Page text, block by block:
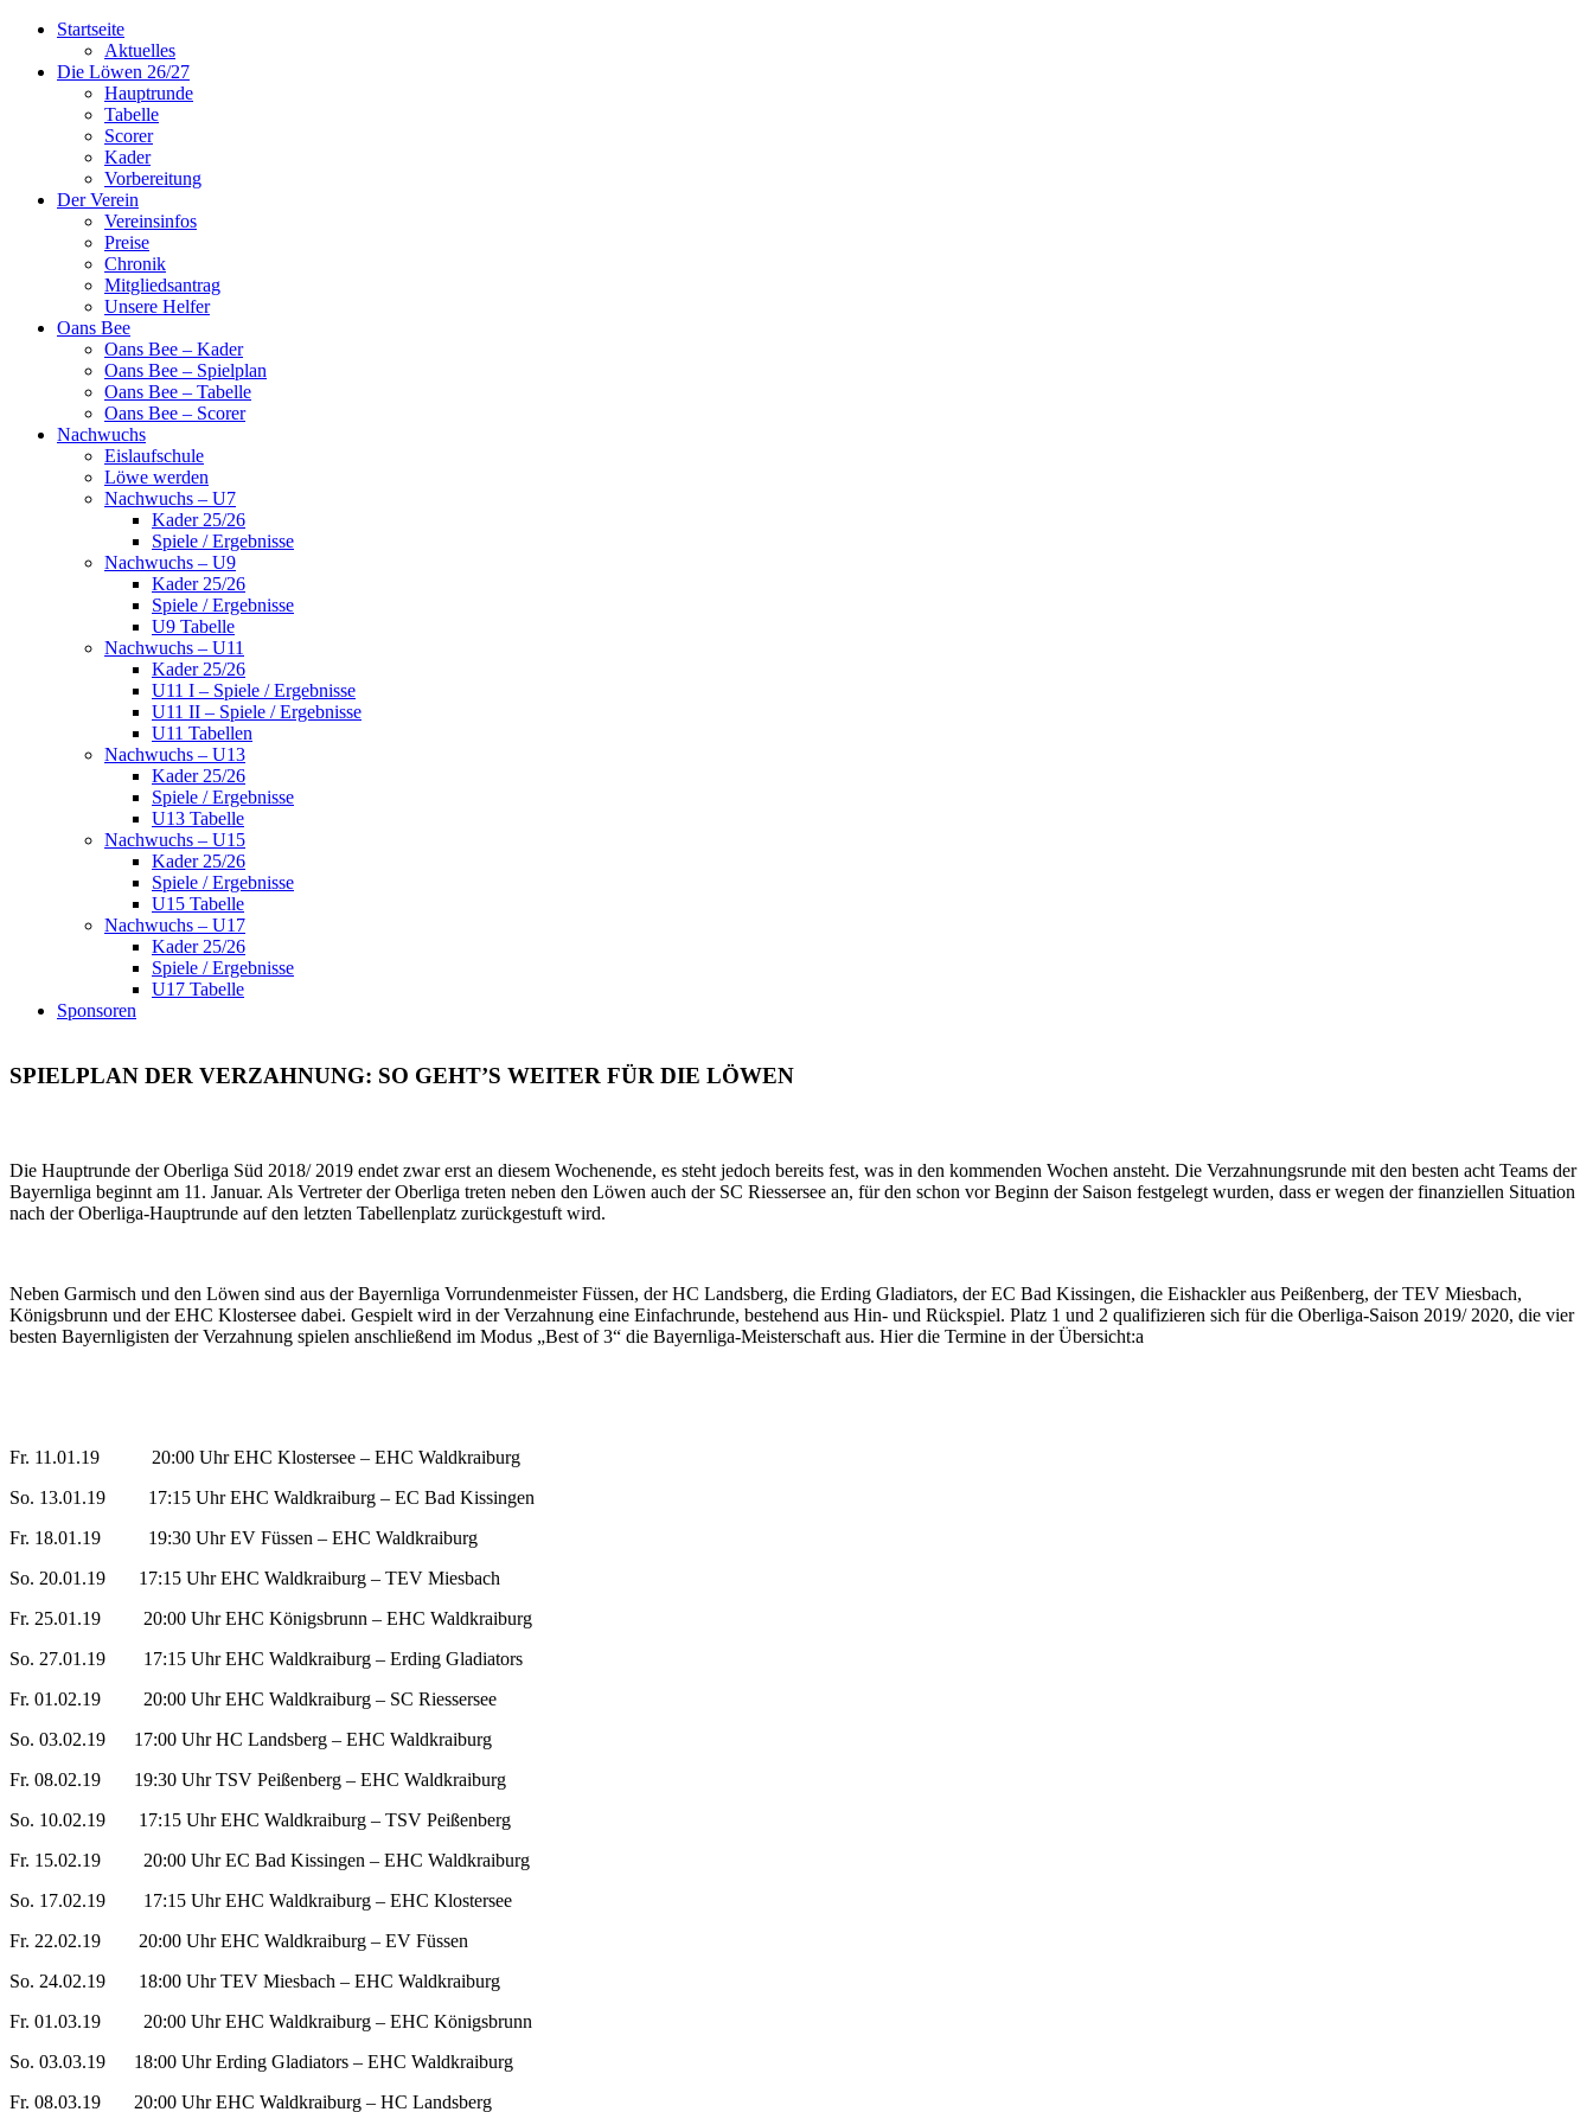
Startseite
Aktuelles
Die Löwen 26/27
Hauptrunde
Tabelle
Scorer
Kader
Vorbereitung
Der Verein
Vereinsinfos
Preise
Chronik
Mitgliedsantrag
Unsere Helfer
Oans Bee
Oans Bee – Kader
Oans Bee – Spielplan
Oans Bee – Tabelle
Oans Bee – Scorer
Nachwuchs
Eislaufschule
Löwe werden
Nachwuchs – U7
Kader 25/26
Spiele / Ergebnisse
Nachwuchs – U9
Kader 25/26
Spiele / Ergebnisse
U9 Tabelle
Nachwuchs – U11
Kader 25/26
U11 I – Spiele / Ergebnisse
U11 II – Spiele / Ergebnisse
U11 Tabellen
Nachwuchs – U13
Kader 25/26
Spiele / Ergebnisse
U13 Tabelle
Nachwuchs – U15
Kader 25/26
Spiele / Ergebnisse
U15 Tabelle
Nachwuchs – U17
Kader 25/26
Spiele / Ergebnisse
U17 Tabelle
Sponsoren
SPIELPLAN DER VERZAHNUNG: SO GEHT’S WEITER FÜR DIE LÖWEN
Die Hauptrunde der Oberliga Süd 2018/ 2019 endet zwar erst an diesem Wochenende, es steht jedoch bereits fest, was in den kommenden Wochen ansteht. Die Verzahnungsrunde mit den besten acht Teams der
Bayernliga beginnt am 11. Januar. Als Vertreter der Oberliga treten neben den Löwen auch der SC Riessersee an, für den schon vor Beginn der Saison festgelegt wurden, dass er wegen der finanziellen Situation
nach der Oberliga-Hauptrunde auf den letzten Tabellenplatz zurückgestuft wird.
Neben Garmisch und den Löwen sind aus der Bayernliga Vorrundenmeister Füssen, der HC Landsberg, die Erding Gladiators, der EC Bad Kissingen, die Eishackler aus Peißenberg, der TEV Miesbach,
Königsbrunn und der EHC Klostersee dabei. Gespielt wird in der Verzahnung eine Einfachrunde, bestehend aus Hin- und Rückspiel. Platz 1 und 2 qualifizieren sich für die Oberliga-Saison 2019/ 2020, die vier
besten Bayernligisten der Verzahnung spielen anschließend im Modus „Best of 3“ die Bayernliga-Meisterschaft aus. Hier die Termine in der Übersicht:a
Fr. 11.01.19 20:00 Uhr EHC Klostersee – EHC Waldkraiburg
So. 13.01.19 17:15 Uhr EHC Waldkraiburg – EC Bad Kissingen
Fr. 18.01.19 19:30 Uhr EV Füssen – EHC Waldkraiburg
So. 20.01.19 17:15 Uhr EHC Waldkraiburg – TEV Miesbach
Fr. 25.01.19 20:00 Uhr EHC Königsbrunn – EHC Waldkraiburg
So. 27.01.19 17:15 Uhr EHC Waldkraiburg – Erding Gladiators
Fr. 01.02.19 20:00 Uhr EHC Waldkraiburg – SC Riessersee
So. 03.02.19 17:00 Uhr HC Landsberg – EHC Waldkraiburg
Fr. 08.02.19 19:30 Uhr TSV Peißenberg – EHC Waldkraiburg
So. 10.02.19 17:15 Uhr EHC Waldkraiburg – TSV Peißenberg
Fr. 15.02.19 20:00 Uhr EC Bad Kissingen – EHC Waldkraiburg
So. 17.02.19 17:15 Uhr EHC Waldkraiburg – EHC Klostersee
Fr. 22.02.19 20:00 Uhr EHC Waldkraiburg – EV Füssen
So. 24.02.19 18:00 Uhr TEV Miesbach – EHC Waldkraiburg
Fr. 01.03.19 20:00 Uhr EHC Waldkraiburg – EHC Königsbrunn
So. 03.03.19 18:00 Uhr Erding Gladiators – EHC Waldkraiburg
Fr. 08.03.19 20:00 Uhr EHC Waldkraiburg – HC Landsberg